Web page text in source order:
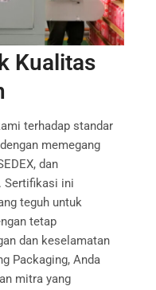
Kualitas
terhadap standar
memegang
dan
Sertifikasi ini
teguh untuk
tetap
dan keselamatan
Packaging, Anda
mitra yang